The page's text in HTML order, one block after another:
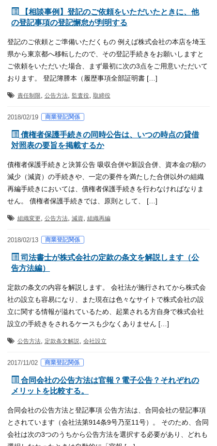
【相談事例】登記のご依頼をいただいたときに、他
の登記事項の登記懈怠が判明する
登記のご依頼とご準備いただくもの 例えば株式会社の本店を埼玉
県から東京都へ移転したので、その登記手続きをお願いしますと
ご依頼をいただいた場合、まず最初に次の3点をご用意いただいて
おります。 登記簿謄本（履歴事項全部証明書 […]
責任制限 公告方法, 監査役, 取締役
2018/02/19 商業登記関係
債権者保護手続きの同時公告は、いつの時点の貸借
対照表の要旨を掲載するか
債権者保護手続きと決算公告 吸収合併や新設合併、資本金の額の
減少（減資）の手続きや、一定の要件を満たした合併以外の組織
再編手続きにおいては、債権者保護手続きを行わなければなりま
せん。 債権者保護手続きでは、原則として、 […]
組織変更 公告方法, 減資 組織再編
2018/02/13 商業登記関係
司法書士が株式会社の定款の条文を解説します（公
告方法編）
定款の条文の内容を解説します。 会社法が施行されてから株式会
社の設立も容易になり、また現在は色々なサイトで株式会社の設
立に関する情報が溢れているため、起業される方自身で株式会社
設立の手続きをされるケースも少なくありません […]
公告方法, 定款条文解説 会社設立
2017/11/02 商業登記関係
合同会社の公告方法は官報？電子公告？それぞれの
メリットを比較する。
合同会社の公告方法と登記事項 公告方法は、合同会社の登記事項
とされています（会社法第914条9号乃至11号）。 そのため、合同
会社は次の3つのうちから公告方法を選択する必要があり、どれも